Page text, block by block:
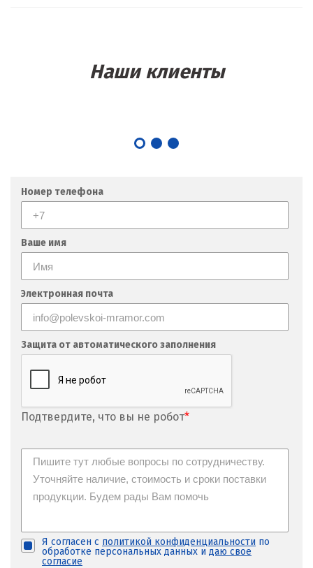
Наши клиенты
Номер телефона
Ваше имя
Электронная почта
Защита от автоматического заполнения
Подтвердите, что вы не робот*
Я согласен с политикой конфиденциальности по
обработке персональных данных и даю свое
согласие